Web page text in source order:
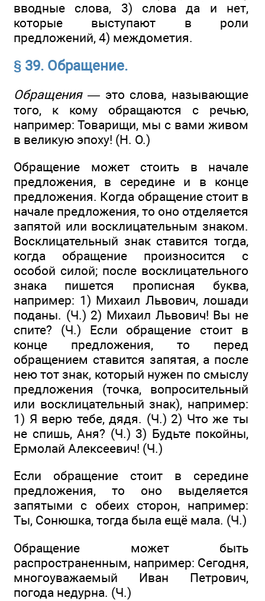
вводные слова, 3) слова да и нет,
которые выступают в роли
предложений, 4) междометия.
§ 39. Обращение.
Обращения —это слова, называющие
того, к кому обращаются с речью,
например: Товарищи, мы с вами живом
в великую эпоху! (Н. О.)
Обращение может стоить в начале
предложения, в середине и в конце
предложения. Когда обращение стоит в
начале предложения, то оно отделяется
запятой или восклицательным знаком.
Восклицательный знак ставится тогда,
когда обращение произносится с
особой силой; после восклицательного
знака пишется прописная буква,
например: 1) Михаил Львович, лошади
поданы. (Ч.) 2) Михаил Львович! Вы не
спите? (Ч.) Если обращение стоит в
конце предложения, то перед
обращением ставится запятая, а после
нею тот знак, который нужен по смыслу
предложения (точка, вопросительный
или восклицательный знак), например:
1) Я верю тебе, дядя. (Ч.) 2) Что же ты
не спишь, Аня? (Ч.) 3) Будьте покойны,
Ермолай Алексеевич! (Ч.)
Если обращение стоит в середине
предложения, то оно выделяется
запятыми с обеих сторон, например:
Ты, Сонюшка, тогда была ещё мала. (Ч.)
Обращение может быть
распространенным, например: Сегодня,
многоуважаемый Иван Петрович,
погода недурна. (Ч.)